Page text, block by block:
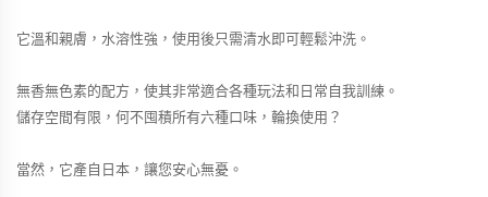
它溫和親膚，水溶性強，使用後只需清水即可輕鬆沖洗。
無香無色素的配方，使其非常適合各種玩法和日常自我訓練。
儲存空間有限，何不囤積所有六種口味，輪換使用？
當然，它產自日本，讓您安心無憂。